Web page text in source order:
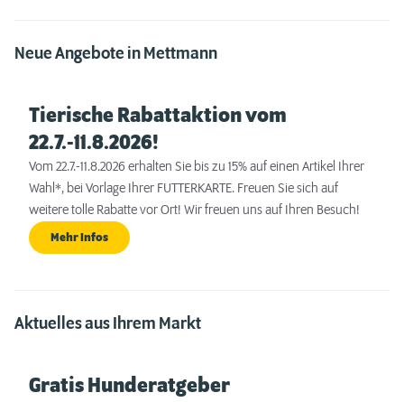
Neue Angebote in Mettmann
Tierische Rabattaktion vom
22.7.-11.8.2026!
Vom 22.7.-11.8.2026 erhalten Sie bis zu 15% auf einen Artikel Ihrer
Wahl*, bei Vorlage Ihrer FUTTERKARTE. Freuen Sie sich auf
weitere tolle Rabatte vor Ort! Wir freuen uns auf Ihren Besuch!
Mehr Infos
Aktuelles aus Ihrem Markt
Gratis Hunderatgeber